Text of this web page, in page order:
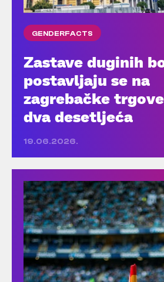
GENDERFACTS
Zastave duginih
postavljaju se na
zagrebačke
dva desetljeća
19.06.2026.